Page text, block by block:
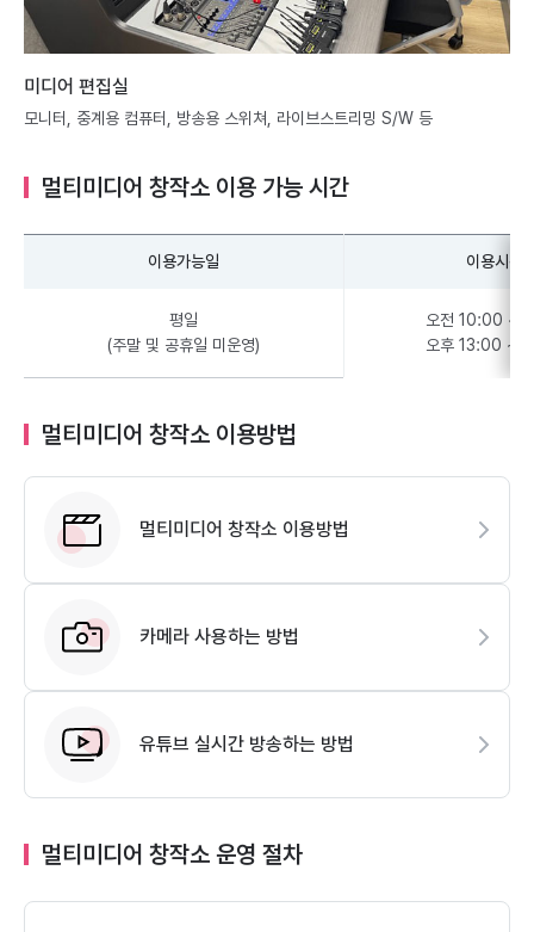
미디어 편집실
모니터, 중계용 컴퓨터, 방송용 스위쳐, 라이브스트리밍 S/W 등
멀티미디어 창작소 이용 가능 시간
이용가능일 이용시간
평일
(주말 및 공휴일 미운영)
오전 10:00 ~
오후 13:00 ~
멀티미디어 창작소 이용방법
멀티미디어 창작소 이용방법
카메라 사용하는 방법
유튜브 실시간 방송하는 방법
멀티미디어 창작소 운영 절차